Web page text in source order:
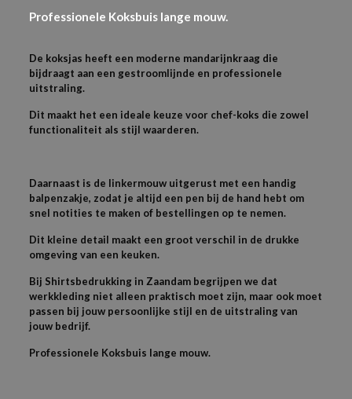
Professionele Koksbuis lange mouw.
De koksjas heeft een moderne mandarijnkraag die
bijdraagt aan een gestroomlijnde en professionele
uitstraling.
Dit maakt het een ideale keuze voor chef-koks die zowel
functionaliteit als stijl waarderen.
Daarnaast is de linkermouw uitgerust met een handig
balpenzakje, zodat je altijd een pen bij de hand hebt om
snel notities te maken of bestellingen op te nemen.
Dit kleine detail maakt een groot verschil in de drukke
omgeving van een keuken.
Bij Shirtsbedrukking in Zaandam begrijpen we dat
werkkleding niet alleen praktisch moet zijn, maar ook moet
passen bij jouw persoonlijke stijl en de uitstraling van
jouw bedrijf.
Professionele Koksbuis lange mouw.